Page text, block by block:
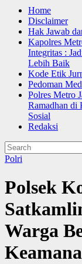
Home
Disclaimer
Hak Jawab
Kapolres
Integritas :
Lebih Baik
Kode Etik
Pedoman
Polres Metro
Ramadhan di
Sosial
Redaksi
Polri
Polsek
Warga